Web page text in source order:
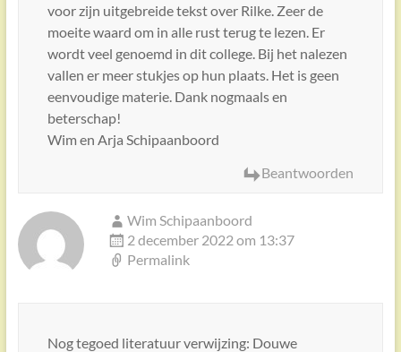
voor zijn uitgebreide tekst over Rilke. Zeer de
moeite waard om in alle rust terug te lezen. Er
wordt veel genoemd in dit college. Bij het nalezen
vallen er meer stukjes op hun plaats. Het is geen
eenvoudige materie. Dank nogmaals en
beterschap!
Wim en Arja Schipaanboord
Beantwoorden
Wim Schipaanboord
2 december 2022 om 13:37
Permalink
Nog tegoed literatuur verwijzing: Douwe